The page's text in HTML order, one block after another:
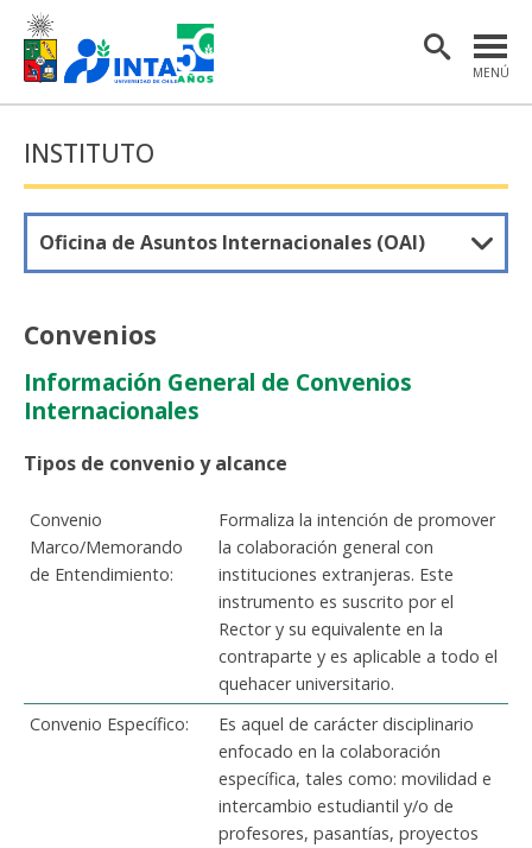
MENÚ
INSTITUTO
INVESTIGACIÓN
EXTENSIÓN Y COMUNICACIONES
MATERIAL DE INTERÉS
Funcionarias/os
INSTITUTO
Oficina de Asuntos Internacionales (OAI)
Convenios
Información General de Convenios
Internacionales
Tipos de convenio y alcance
Convenio
Marco/Memorando
de Entendimiento:
Formaliza la intención de promover
la colaboración general con
instituciones extranjeras. Este
instrumento es suscrito por el
Rector y su equivalente en la
contraparte y es aplicable a todo el
quehacer universitario.
Convenio Específico:
Es aquel de carácter disciplinario
enfocado en la colaboración
específica, tales como: movilidad e
intercambio estudiantil y/o de
profesores, pasantías, proyectos